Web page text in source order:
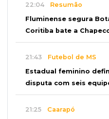
22:04 Resumão
Fluminense segura
Coritiba bate a
21:43 Futebol de MS
Estadual feminino
disputa com seis
21:25 Caarapó